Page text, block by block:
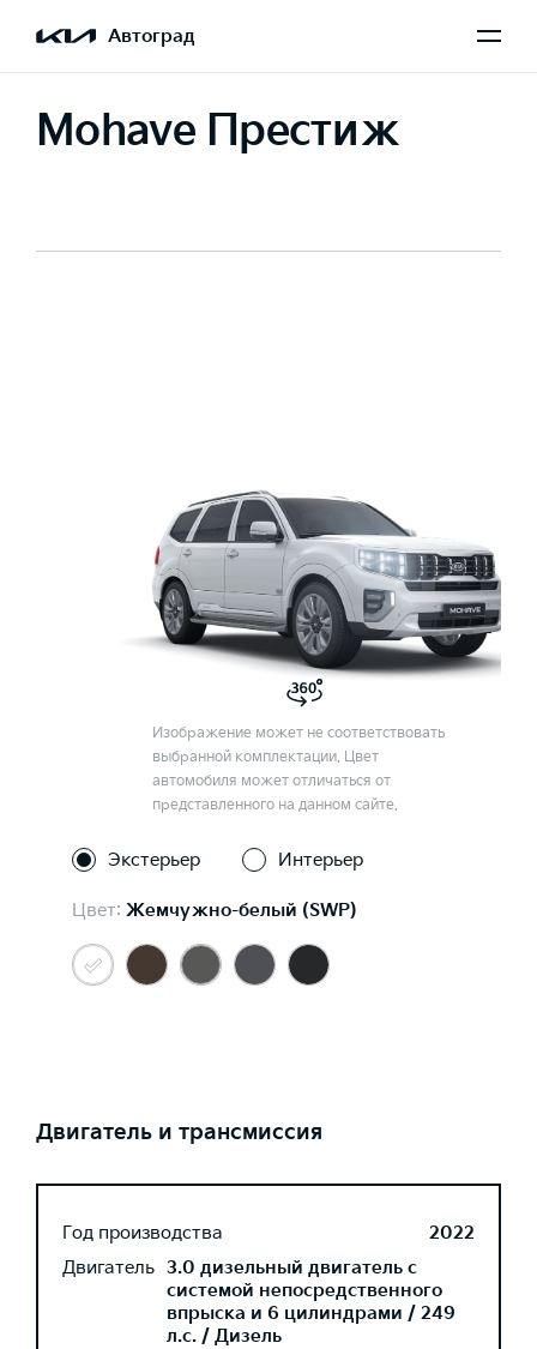
Автоград
Mohave Престиж
Изображение может не соответствовать
выбранной комплектации. Цвет
автомобиля может отличаться от
представленного на данном сайте.
Экстерьер Интерьер
Цвет: Жемчужно-белый (SWP)
Двигатель и трансмиссия
Год производства
2022
Двигатель 3.0 дизельный двигатель с
системой непосредственного
впрыска и 6 цилиндрами / 249
л.с. / Дизель